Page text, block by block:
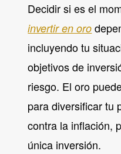
Decidir si es el
invertir en oro
incluyendo tu
objetivos de
riesgo. El oro
para diversificar tu
contra la inflación,
única inversión.